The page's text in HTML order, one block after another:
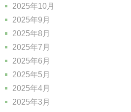
2025年10月
2025年9月
2025年8月
2025年7月
2025年6月
2025年5月
2025年4月
2025年3月